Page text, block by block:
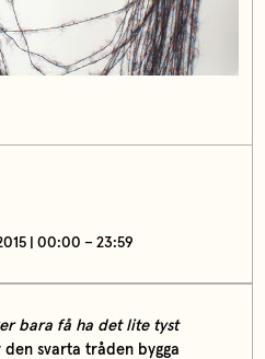
| 00:00 – 23:59
bara få ha det lite tyst
den svarta tråden bygga